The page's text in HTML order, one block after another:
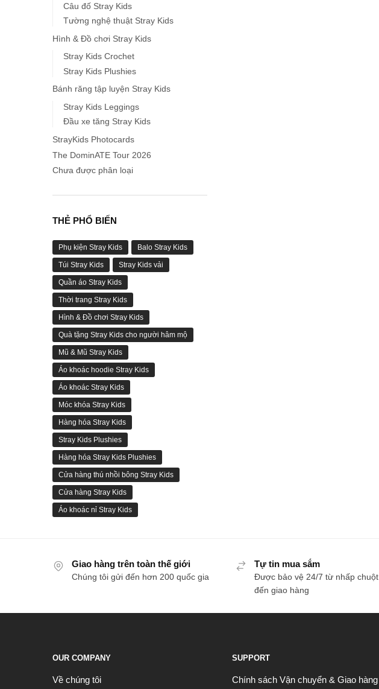
Câu đố Stray Kids
Tường nghệ thuật Stray Kids
Hình & Đồ chơi Stray Kids
Stray Kids Crochet
Stray Kids Plushies
Bánh răng tập luyện Stray Kids
Stray Kids Leggings
Đầu xe tăng Stray Kids
StrayKids Photocards
The DominATE Tour 2026
Chưa được phân loại
THẺ PHỔ BIẾN
Phụ kiện Stray Kids Balo Stray Kids
Túi Stray Kids Stray Kids vải
Quần áo Stray Kids
Thời trang Stray Kids
Hình & Đồ chơi Stray Kids
Quà tặng Stray Kids cho người hâm mộ
Mũ & Mũ Stray Kids
Áo khoác hoodie Stray Kids
Áo khoác Stray Kids
Móc khóa Stray Kids
Hàng hóa Stray Kids
Stray Kids Plushies
Hàng hóa Stray Kids Plushies
Cửa hàng thú nhồi bông Stray Kids
Cửa hàng Stray Kids
Áo khoác nỉ Stray Kids
Giao hàng trên toàn thế giới
Chúng tôi gửi đến hơn 200 quốc gia
Tự tin mua sắm
Được bảo vệ 24/7 từ nhấp chuột
đến giao hàng
OUR COMPANY
Về chúng tôi
SUPPORT
Chính sách Vận chuyển & Giao hàng